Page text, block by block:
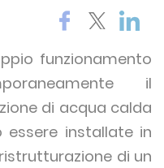
funzionamento
il
di acqua calda
essere installate in
di un